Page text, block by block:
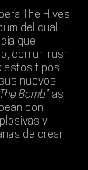
The Hives
del cual
que
con un rush
estos tipos
nuevos
Bomb” las
con
y
de crear